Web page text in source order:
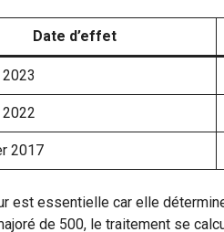
Date d’effet
2017
est essentielle car elle
de 500, le traitement se